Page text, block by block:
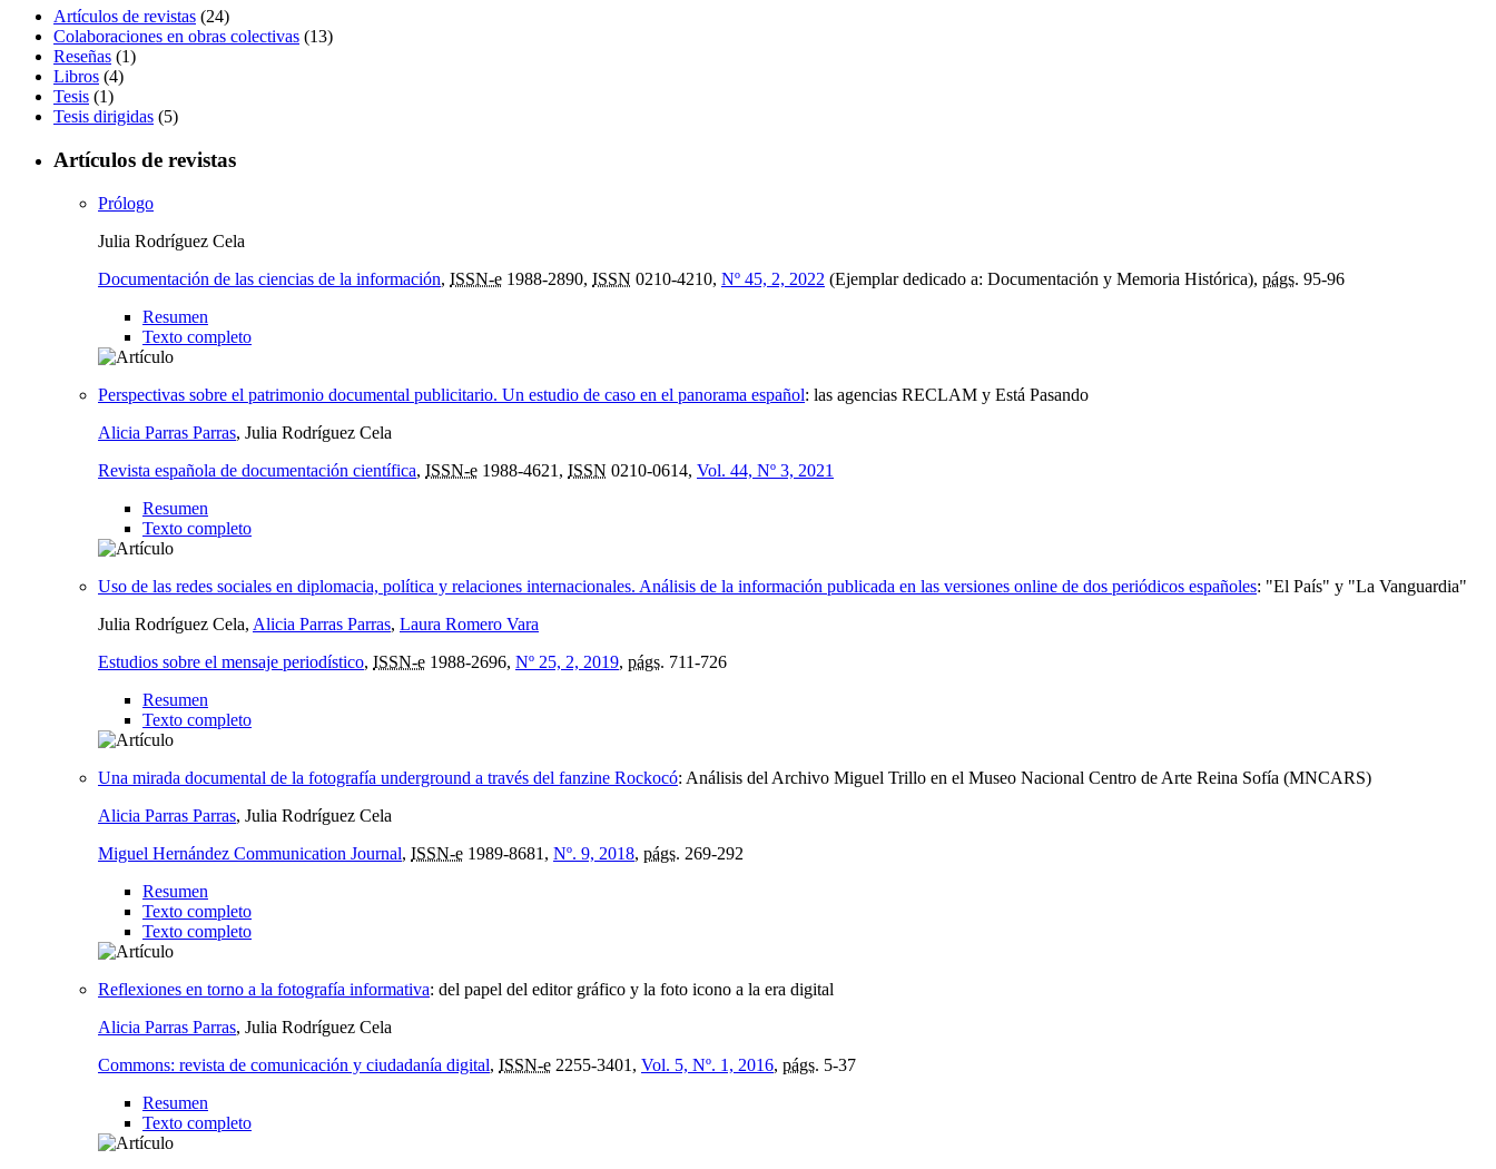
Artículos de revistas (24)
Colaboraciones en obras colectivas (13)
Reseñas (1)
Libros (4)
Tesis (1)
Tesis dirigidas (5)
Artículos de revistas
Prólogo
Julia Rodríguez Cela
Documentación de las ciencias de la información, ISSN-e 1988-2890, ISSN 0210-4210, Nº 45, 2, 2022 (Ejemplar dedicado a: Documentación y Memoria Histórica), págs. 95-96
Resumen
Texto completo
Perspectivas sobre el patrimonio documental publicitario. Un estudio de caso en el panorama español: las agencias RECLAM y Está Pasando
Alicia Parras Parras, Julia Rodríguez Cela
Revista española de documentación científica, ISSN-e 1988-4621, ISSN 0210-0614, Vol. 44, Nº 3, 2021
Resumen
Texto completo
Uso de las redes sociales en diplomacia, política y relaciones internacionales. Análisis de la información publicada en las versiones online de dos periódicos españoles: "El País" y "La Vanguardia"
Julia Rodríguez Cela, Alicia Parras Parras, Laura Romero Vara
Estudios sobre el mensaje periodístico, ISSN-e 1988-2696, Nº 25, 2, 2019, págs. 711-726
Resumen
Texto completo
Una mirada documental de la fotografía underground a través del fanzine Rockocó: Análisis del Archivo Miguel Trillo en el Museo Nacional Centro de Arte Reina Sofía (MNCARS)
Alicia Parras Parras, Julia Rodríguez Cela
Miguel Hernández Communication Journal, ISSN-e 1989-8681, Nº. 9, 2018, págs. 269-292
Resumen
Texto completo
Texto completo
Reflexiones en torno a la fotografía informativa: del papel del editor gráfico y la foto icono a la era digital
Alicia Parras Parras, Julia Rodríguez Cela
Commons: revista de comunicación y ciudadanía digital, ISSN-e 2255-3401, Vol. 5, Nº. 1, 2016, págs. 5-37
Resumen
Texto completo